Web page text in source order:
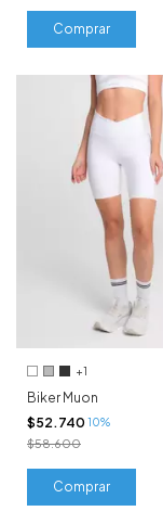
Comprar
+1
Biker Muon
$52.740 10%
$58.600
Comprar